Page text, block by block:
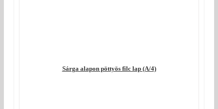
Sárga alapon pöttyös filc lap (A/4)